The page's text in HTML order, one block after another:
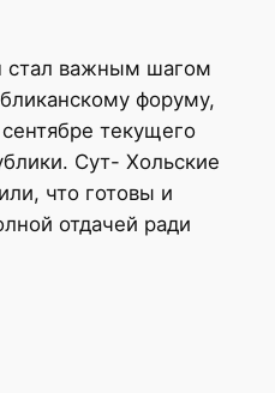
стал важным шагом
форуму,
текущего
Сут- Хольские
что готовы и
отдачей ради